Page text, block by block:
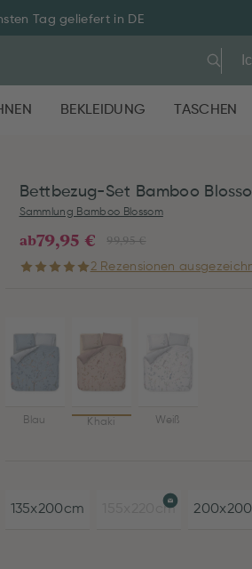
Tag geliefert in DE
BEKLEIDUNG TASCHEN
Bettbezug-Set Bamboo
Sammlung Bamboo Blossom
ab 99,95 €
79,95 €
2 Rezensionen
Blau Khaki Weiß
135x200cm 155x220cm